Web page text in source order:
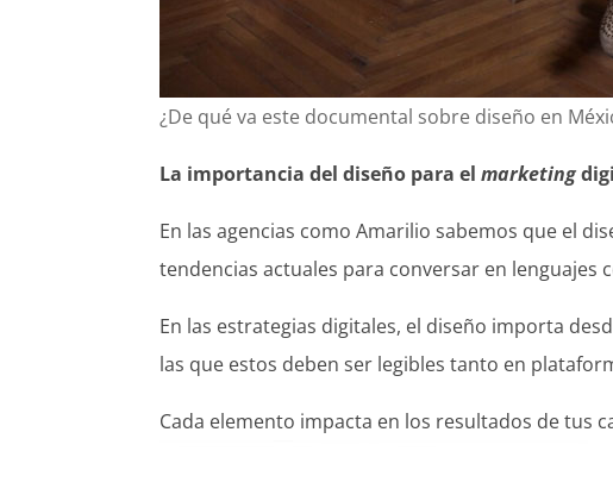
¿De qué va este documental sobre diseño en
La importancia del diseño para elmarketing
En las agencias como Amarilio sabemos que el
tendencias actuales para conversar en
En las estrategias digitales, el diseño importa
las que estos deben ser legibles tanto en
Cada elemento impacta en los resultados de tus